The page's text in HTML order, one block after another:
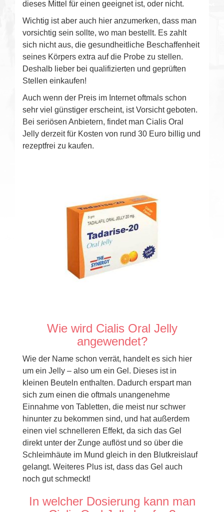
dieses Mittel für einen geeignet ist, oder nicht.
Wichtig ist aber auch hier anzumerken, dass man
vorsichtig sein sollte, wo man bestellt. Es zahlt
sich nicht aus, die gesundheitliche Beschaffenheit
seines Körpers extra auf die Probe zu stellen.
Deshalb lieber bei qualifizierten und geprüften
Stellen einkaufen!
Auch wenn der Preis im Internet oftmals schon
sehr viel günstiger erscheint, ist Vorsicht geboten.
Bei seriösen Anbietern, findet man Cialis Oral
Jelly derzeit für Kosten von rund 30 Euro billig und
rezeptfrei zu kaufen.
Wie wird Cialis Oral Jelly
angewendet?
Wie der Name schon verrät, handelt es sich hier
um ein Jelly – also um ein Gel. Dieses ist in
kleinen Beuteln enthalten. Dadurch erspart man
sich zum einen die oftmals unangenehme
Einnahme von Tabletten, die meist nur schwer
hinunter zu bekommen sind, und hat außerdem
einen viel schnelleren Effekt, da sich das Gel
direkt unter der Zunge auflöst und so über die
Schleimhäute im Mund gleich in den Blutkreislauf
gelangt. Weiteres Plus ist, dass das Gel auch
noch gut schmeckt!
In welcher Dosierung kann man